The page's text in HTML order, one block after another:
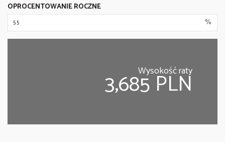
OPROCENTOWANIE ROCZNE
%
Wysokość raty
3,685 PLN